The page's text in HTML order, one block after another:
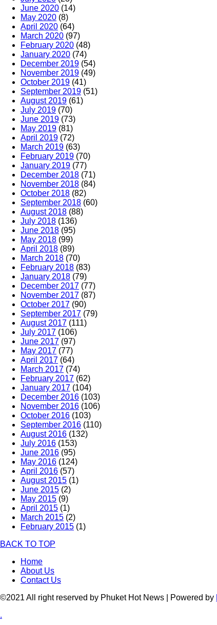
June 2020 (14)
May 2020 (8)
April 2020 (64)
March 2020 (97)
February 2020 (48)
January 2020 (74)
December 2019 (54)
November 2019 (49)
October 2019 (41)
September 2019 (51)
August 2019 (61)
July 2019 (70)
June 2019 (73)
May 2019 (81)
April 2019 (72)
March 2019 (63)
February 2019 (70)
January 2019 (77)
December 2018 (71)
November 2018 (84)
October 2018 (82)
September 2018 (60)
August 2018 (88)
July 2018 (136)
June 2018 (95)
May 2018 (99)
April 2018 (89)
March 2018 (70)
February 2018 (83)
January 2018 (79)
December 2017 (77)
November 2017 (87)
October 2017 (90)
September 2017 (79)
August 2017 (111)
July 2017 (106)
June 2017 (97)
May 2017 (77)
April 2017 (64)
March 2017 (74)
February 2017 (62)
January 2017 (104)
December 2016 (103)
November 2016 (106)
October 2016 (103)
September 2016 (110)
August 2016 (132)
July 2016 (153)
June 2016 (95)
May 2016 (124)
April 2016 (57)
August 2015 (1)
June 2015 (2)
May 2015 (9)
April 2015 (1)
March 2015 (2)
February 2015 (1)
BACK TO TOP
Home
About Us
Contact Us
©2021 All right reserved by Phuket Hot News | Powered by
.